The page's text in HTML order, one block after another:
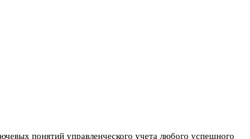
понятий управленческого учета любого успешного